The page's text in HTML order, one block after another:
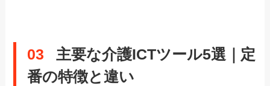
03
主要な介護ICTツール5選｜定
番の特徴と違い